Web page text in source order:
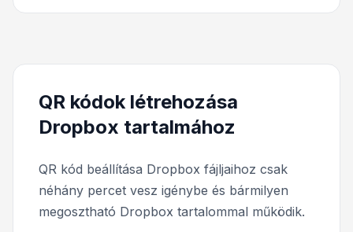
QR kódok létrehozása
Dropbox tartalmához
QR kód beállítása Dropbox fájljaihoz csak
néhány percet vesz igénybe és bármilyen
megosztható Dropbox tartalommal működik.